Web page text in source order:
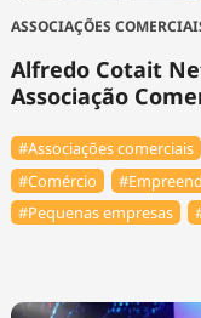
ASSOCIAÇÕES
Alfredo Cotait
Associação
#Associações comerciais
#Comércio
#Pequenas empresas